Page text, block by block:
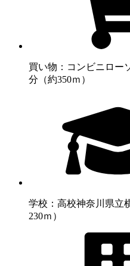
買い物：コンビニ ロー
分（約350ｍ）
学校：高校神奈川県立
230ｍ）